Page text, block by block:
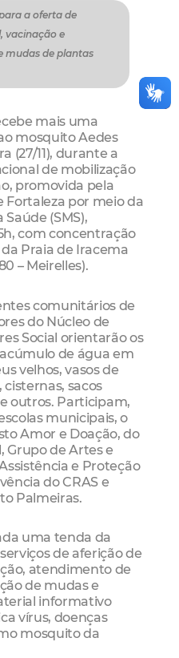
a oferta de
vacinação e
mudas de plantas
mais uma
mosquito Aedes
(27/11), durante a
de mobilização
promovida pela
por meio da
(SMS),
com concentração
Praia de Iracema
– Meirelles).
comunitários de
do Núcleo de
Social orientarão os
de água em
velhos, vasos de
sacos
outros. Participam,
municipais, o
Amor e Doação, do
Grupo de Artes e
e Proteção
do CRAS e
Palmeiras.
uma tenda da
de aferição de
atendimento de
de mudas e
informativo
vírus, doenças
mosquito da